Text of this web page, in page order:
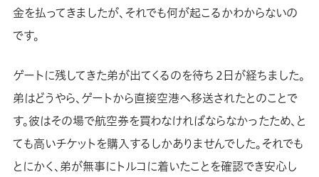
金を払ってきましたが、それでも何が起こるかわからないの
です。
ゲートに残してきた弟が出てくるのを待ち２日が経ちました。
弟はどうやら、ゲートから直接空港へ移送されたとのことで
す。彼はその場で航空券を買わなければならなかったため、と
ても高いチケットを購入するしかありませんでした。それでも
とにかく、弟が無事にトルコに着いたことを確認でき安心し